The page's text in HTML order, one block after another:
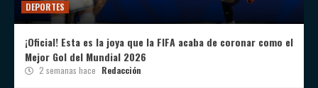
DEPORTES
¡Oficial! Esta es la joya que la FIFA acaba de coronar como el
Mejor Gol del Mundial 2026
2 semanas hace Redacción